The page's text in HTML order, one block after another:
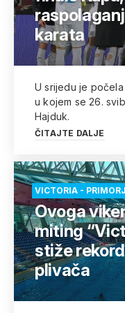
karata
U srijedu je
u kojem se 26.
Hajduk.
ČITAJTE DALJE
VICTORIA -
Ovoga
miting
stiže
plivača